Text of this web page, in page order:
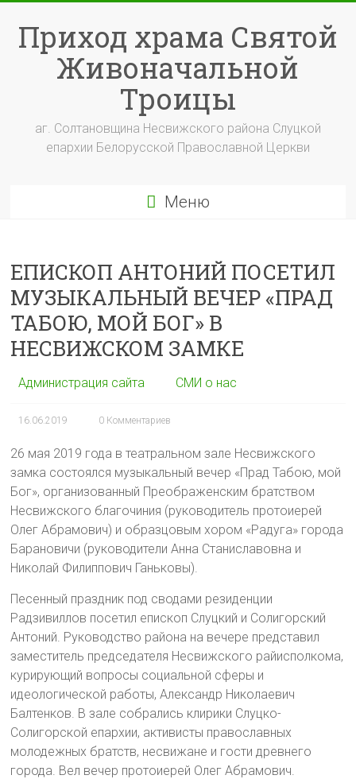
содержимому
Приход храма Святой
Живоначальной
Троицы
аг. Солтановщина Несвижского района Слуцкой
епархии Белорусской Православной Церкви
Меню
ЕПИСКОП АНТОНИЙ ПОСЕТИЛ
МУЗЫКАЛЬНЫЙ ВЕЧЕР «ПРАД
ТАБОЮ, МОЙ БОГ» В
НЕСВИЖСКОМ ЗАМКЕ
Администрация сайта СМИ о нас
16.06.2019 0 Комментариев
26 мая 2019 года в театральном зале Несвижского
замка состоялся музыкальный вечер «Прад Табою, мой
Бог», организованный Преображенским братством
Несвижского благочиния (руководитель протоиерей
Олег Абрамович) и образцовым хором «Радуга» города
Барановичи (руководители Анна Станиславовна и
Николай Филиппович Ганьковы).
Песенный праздник под сводами резиденции
Радзивиллов посетил епископ Слуцкий и Солигорский
Антоний. Руководство района на вечере представил
заместитель председателя Несвижского райисполкома,
курирующий вопросы социальной сферы и
идеологической работы, Александр Николаевич
Балтенков. В зале собрались клирики Слуцко-
Солигорской епархии, активисты православных
молодежных братств, несвижане и гости древнего
города. Вел вечер протоиерей Олег Абрамович.